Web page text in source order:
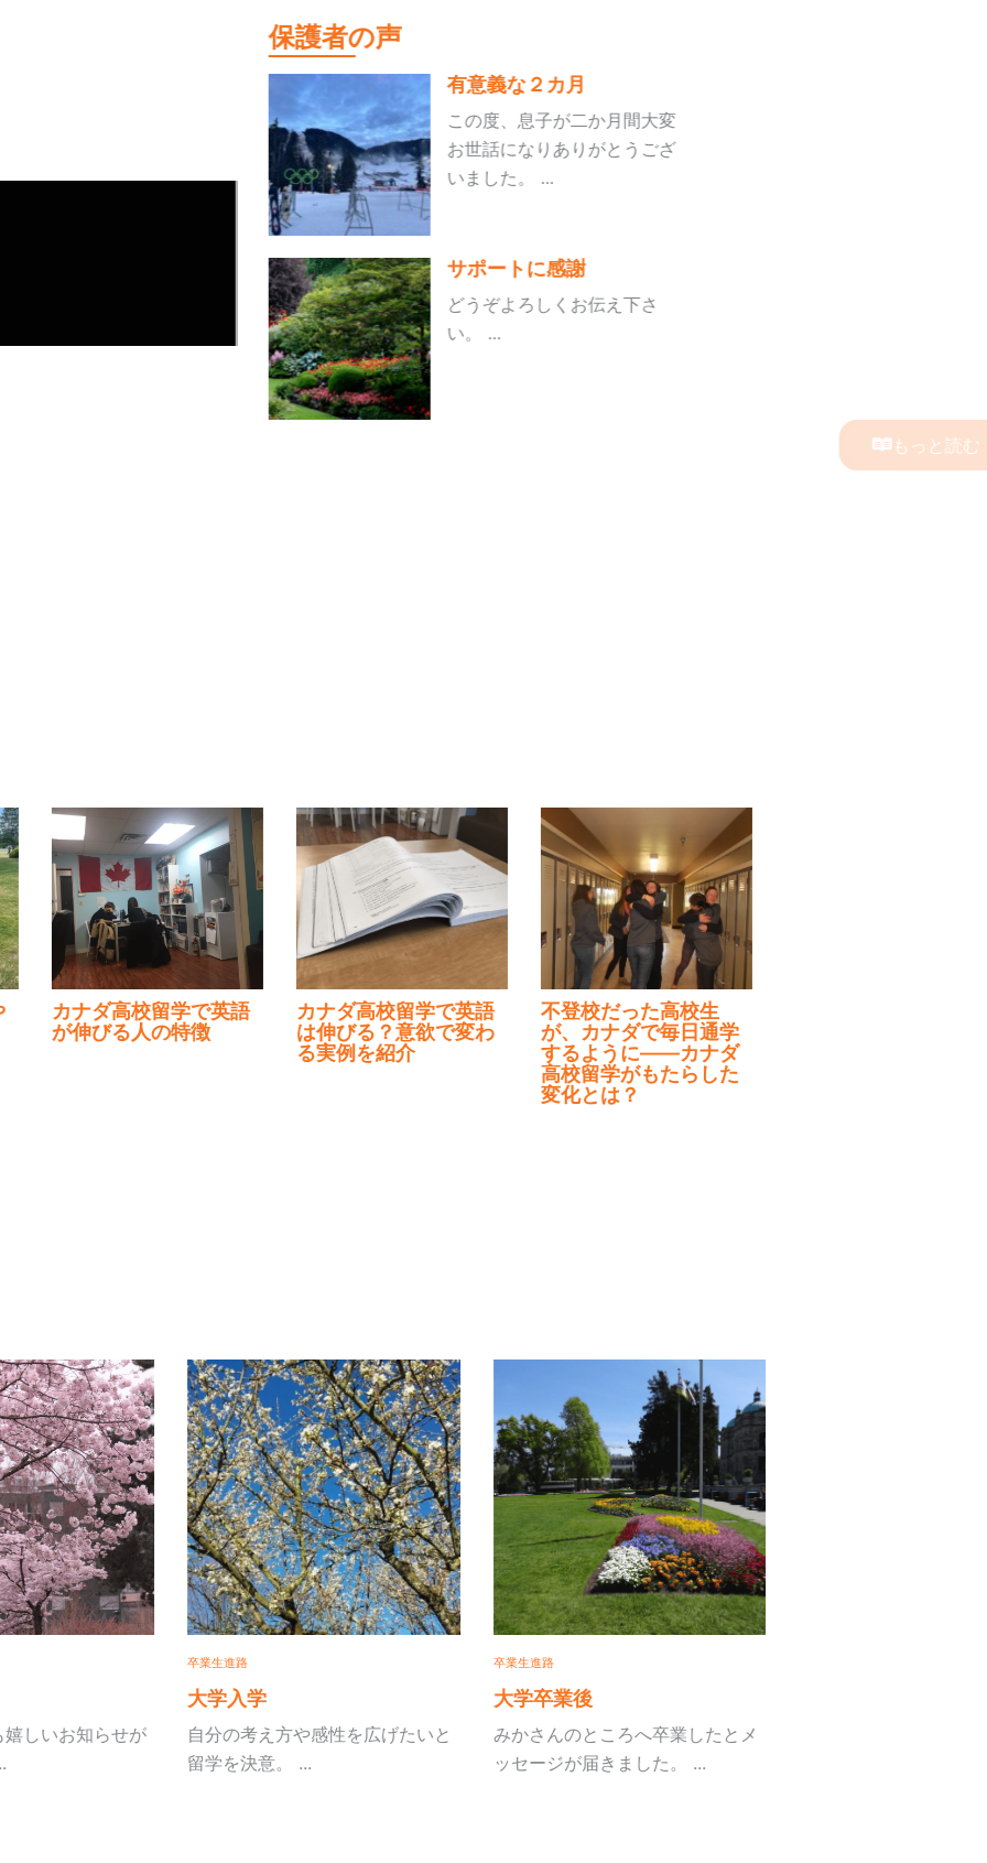
保護者の声
有意義な２カ月
この度、息子が二か月間大変
お世話になりありがとうござ
いました。 ...
サポートに感謝
どうぞよろしくお伝え下さ
い。 ...
カナダ高校留学で英語
が伸びる人の特徴
カナダ高校留学で英語
は伸びる？意欲で変わ
る実例を紹介
不登校だった高校生
が、カナダで毎日通学
するように——カナダ
高校留学がもたらした
変化とは？
いお知らせが
卒業生進路
大学入学
自分の考え方や感性を広げたいと
留学を決意。 ...
卒業生進路
大学卒業後
みかさんのところへ卒業したとメ
ッセージが届きました。 ...